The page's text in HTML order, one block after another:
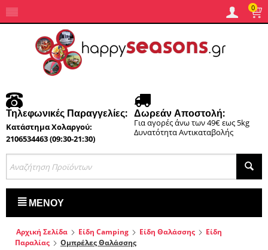
0
Τηλεφωνικές Παραγγελίες:
Κατάστημα Χολαργού:
2106534463 (09:30-21:30)
Δωρεάν Αποστολή:
Για αγορές άνω των 49€ εως 5kg
Δυνατότητα Αντικαταβολής
ΜΕΝΟΎ
Αρχική Σελίδα Είδη Camping Είδη Θαλάσσης
Είδη
Παραλίας
Ομπρέλες Θαλάσσης